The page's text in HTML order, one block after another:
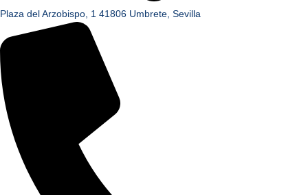
Plaza del Arzobispo, 1 41806 Umbrete, Sevilla